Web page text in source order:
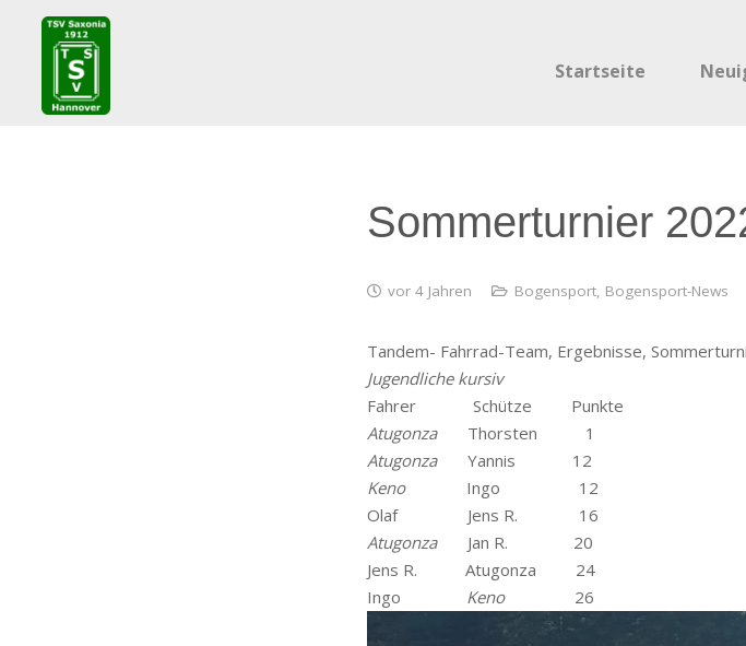
Startseite
Sommerturnier
vor 4 Jahren Bogensport, Bogensport-News
Tandem- Fahrrad-Team, Ergebnisse,
Jugendliche kursiv
Fahrer Schütze Punkte
AtugonzaThorsten 1
AtugonzaYannis 12
KenoIngo 12
Olaf Jens R. 16
AtugonzaJan R. 20
Jens R. Atugonza 24
Ingo Keno26